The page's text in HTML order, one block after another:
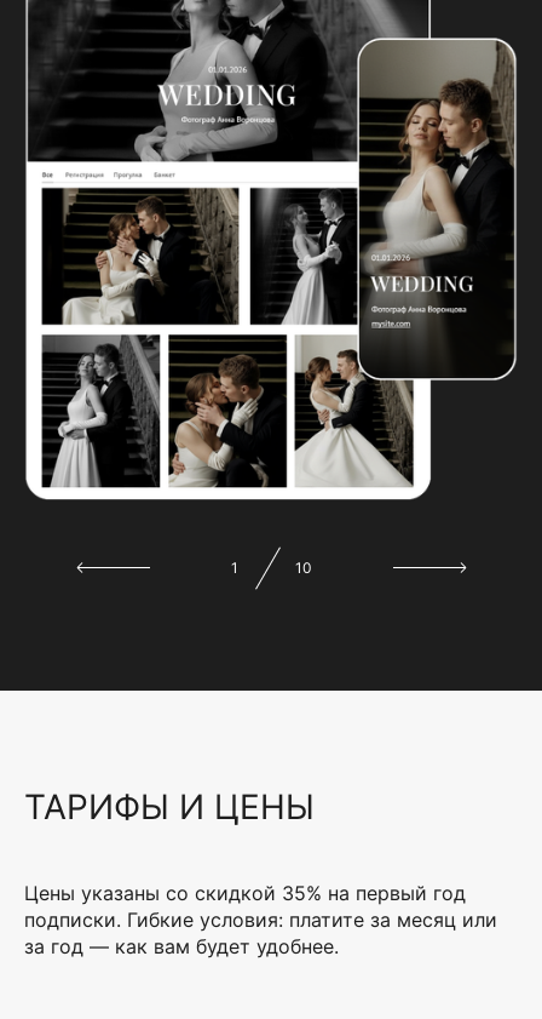
1 10
ТАРИФЫ И ЦЕНЫ
Цены указаны со скидкой 35% на первый год
подписки. Гибкие условия: платите за месяц или
за год — как вам будет удобнее.